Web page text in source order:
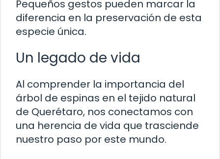
Pequeños gestos pueden marcar la
diferencia en la preservación de esta
especie única.
Un legado de vida
Al comprender la importancia del
árbol de espinas en el tejido natural
de Querétaro, nos conectamos con
una herencia de vida que trasciende
nuestro paso por este mundo.